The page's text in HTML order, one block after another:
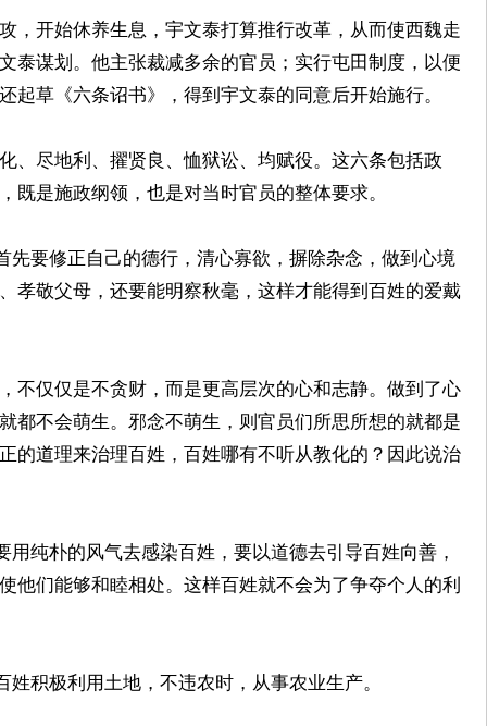
，开始休养生息，宇文泰打算推行改革，从而使西魏走
泰谋划。他主张裁减多余的官员；实行屯田制度，以便
起草《六条诏书》，得到宇文泰的同意后开始施行。
、尽地利、擢贤良、恤狱讼、均赋役。这六条包括政
既是施政纲领，也是对当时官员的整体要求。
先要修正自己的德行，清心寡欲，摒除杂念，做到心境
孝敬父母，还要能明察秋毫，这样才能得到百姓的爱戴
不仅仅是不贪财，而是更高层次的心和志静。做到了心
都不会萌生。邪念不萌生，则官员们所思所想的就都是
的道理来治理百姓，百姓哪有不听从教化的？因此说治
用纯朴的风气去感染百姓，要以道德去引导百姓向善，
他们能够和睦相处。这样百姓就不会为了争夺个人的利
姓积极利用土地，不违农时，从事农业生产。